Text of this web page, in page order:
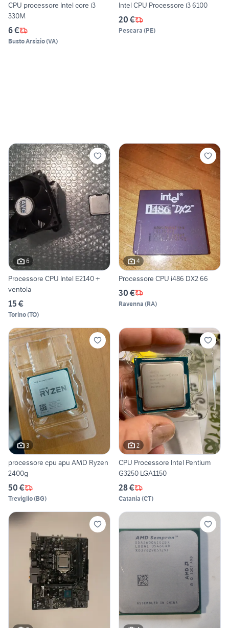
CPU processore Intel core i3
330M
6 €
Busto Arsizio(VA)
Intel CPU Processore i3 6100
20 €
Pescara (PE)
6
Processore CPU Intel E2140 +
ventola
15 €
Torino(TO)
4
Processore CPU i486 DX2 66
30 €
Ravenna (RA)
3
processore cpu apu AMD Ryzen
2400g
50 €
Treviglio(BG)
2
CPU Processore Intel Pentium
G3250 LGA1150
28 €
Catania (CT)